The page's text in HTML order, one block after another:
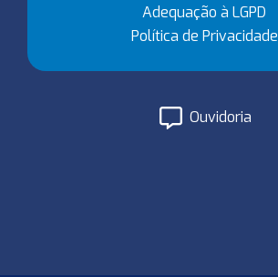
Adequação à LGPD
Política de Privacidade
Ouvidoria